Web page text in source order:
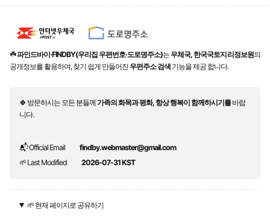
☘️파인드바이·FINDBY(우리집 우편번호·도로명주소)는 우체국, 한국국토지리정보원의
공개정보를 활용하여, 찾기 쉽게 만들어진 우편주소 검색 기능을 제공 합니다.
🍀 방문하시는 모든 분들께가족의 화목과 평화, 항상 행복이 함께하시기를바랍
니다.
📬 Official Email
findby.webmaster@gmail.com
🌱 Last Modified
2026-07-31 KST
🌱 현재 페이지로 공유하기